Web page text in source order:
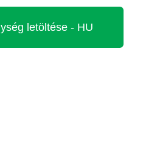
letöltése - HU